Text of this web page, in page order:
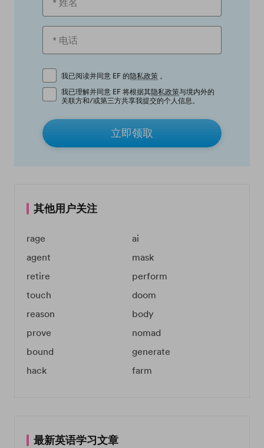
我已阅读并同意 EF 的隐私政策 。
我已理解并同意 EF 将根据其隐私政策与境内外的
关联方和/或第三方共享我提交的个人信息。
立即领取
其他用户关注
rage
ai
agent
mask
retire
perform
touch
doom
reason
body
prove
nomad
bound
generate
hack
farm
最新英语学习文章